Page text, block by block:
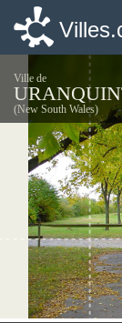
Ville de
(New South Wales)